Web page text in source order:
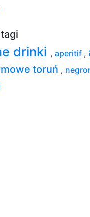
drinki , aperitif ,
toruń ,